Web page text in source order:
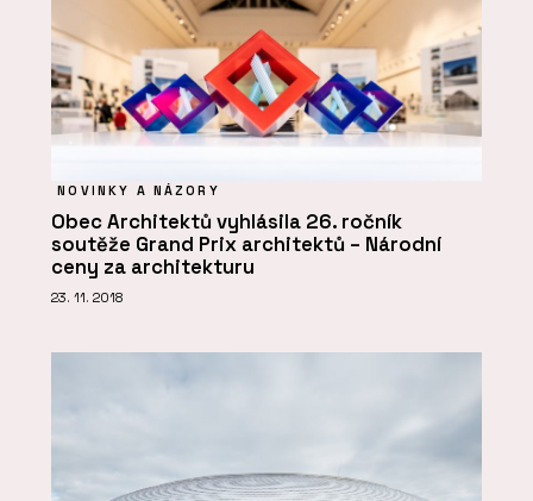
NOVINKY A NÁZORY
Obec Architektů vyhlásila 26. ročník
soutěže Grand Prix architektů – Národní
ceny za architekturu
23. 11. 2018